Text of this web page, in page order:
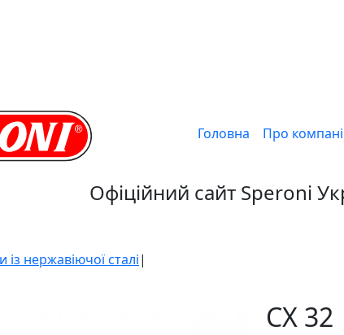
Головна Про
Офіційний сайт Speroni
нержавіючої сталі|
CX 32